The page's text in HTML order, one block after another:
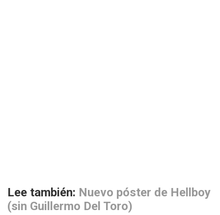
Lee también: Nuevo póster de Hellboy
(sin Guillermo Del Toro)